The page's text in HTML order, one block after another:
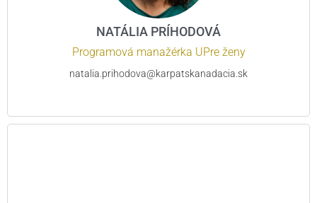
NATÁLIA PRÍHODOVÁ
Programová manažérka UPre ženy
natalia.prihodova@karpatskanadacia.sk